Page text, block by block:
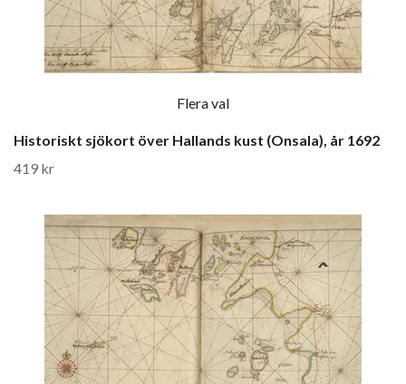
Flera val
Historiskt sjökort över Hallands kust (Onsala), år 1692
419 kr